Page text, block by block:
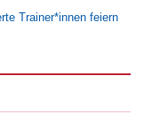
Trainer*innen feiern